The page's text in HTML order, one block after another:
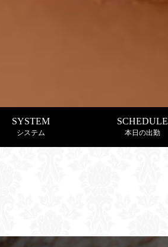
SYSTEM
システム
SCHEDULE
本日の出勤